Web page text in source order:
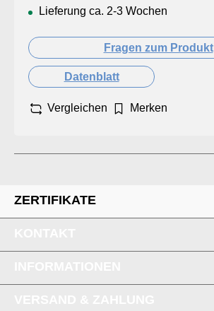
Lieferung ca. 2-3 Wochen
Fragen zum Produkt
Datenblatt
Vergleichen Merken
ZERTIFIKATE